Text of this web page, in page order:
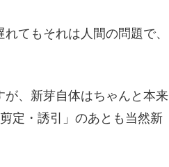
てもそれは人間の問題で、
、新芽自体はちゃんと本来
定・誘引」のあとも当然新